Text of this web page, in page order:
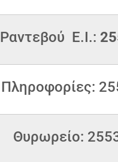
Ραντεβού Ε.Ι.:
Πληροφορίες:
Θυρωρείο: